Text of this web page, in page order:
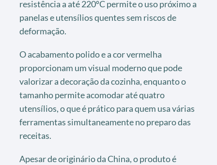
resistência a até 220ºC permite o uso próximo a
panelas e utensílios quentes sem riscos de
deformação.
O acabamento polido e a cor vermelha
proporcionam um visual moderno que pode
valorizar a decoração da cozinha, enquanto o
tamanho permite acomodar até quatro
utensílios, o que é prático para quem usa várias
ferramentas simultaneamente no preparo das
receitas.
Apesar de originário da China, o produto é